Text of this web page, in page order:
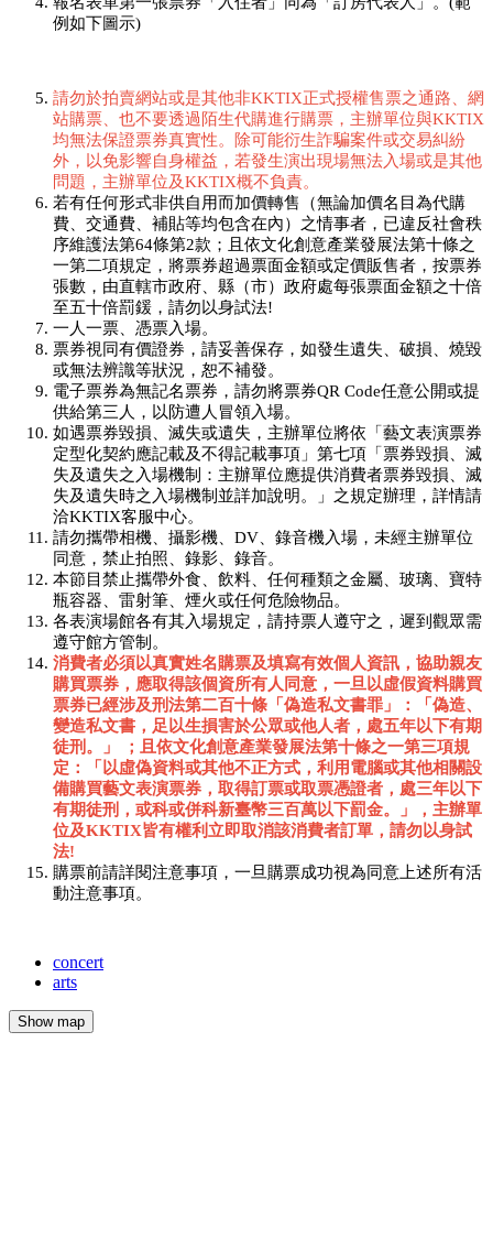
例如下圖示)
請勿於拍賣網站或是其他非KKTIX正式授權售票之通路、網
站購票、也不要透過陌生代購進行購票，主辦單位與KKTIX
均無法保證票券真實性。除可能衍生詐騙案件或交易糾紛
外，以免影響自身權益，若發生演出現場無法入場或是其他
問題，主辦單位及KKTIX概不負責。
若有任何形式非供自用而加價轉售（無論加價名目為代購
費、交通費、補貼等均包含在內）之情事者，已違反社會秩
序維護法第64條第2款；且依文化創意產業發展法第十條之
一第二項規定，將票券超過票面金額或定價販售者，按票券
張數，由直轄市政府、縣（市）政府處每張票面金額之十倍
至五十倍罰鍰，請勿以身試法!
一人一票、憑票入場。
票券視同有價證券，請妥善保存，如發生遺失、破損、燒毀
或無法辨識等狀況，恕不補發。
電子票券為無記名票券，請勿將票券QR Code任意公開或提
供給第三人，以防遭人冒領入場。
如遇票券毀損、滅失或遺失，主辦單位將依「藝文表演票券
定型化契約應記載及不得記載事項」第七項「票券毀損、滅
失及遺失之入場機制：主辦單位應提供消費者票券毀損、滅
失及遺失時之入場機制並詳加說明。」之規定辦理，詳情請
洽KKTIX客服中心。
請勿攜帶相機、攝影機、DV、錄音機入場，未經主辦單位
同意，禁止拍照、錄影、錄音。
本節目禁止攜帶外食、飲料、任何種類之金屬、玻璃、寶特
瓶容器、雷射筆、煙火或任何危險物品。
各表演場館各有其入場規定，請持票人遵守之，遲到觀眾需
遵守館方管制。
消費者必須以真實姓名購票及填寫有效個人資訊，協助親友
購買票券，應取得該個資所有人同意，一旦以虛假資料購買
票券已經涉及刑法第二百十條「偽造私文書罪」：「偽造、
變造私文書，足以生損害於公眾或他人者，處五年以下有期
徒刑。」
；且依文化創意產業發展法第十條之一第三項規
定：「以虛偽資料或其他不正方式，利用電腦或其他相關設
備購買藝文表演票券，取得訂票或取票憑證者，處三年以下
有期徒刑，或科或併科新臺幣三百萬以下罰金。」，主辦單
位及KKTIX皆有權利立即取消該消費者訂單，請勿以身試
法!
購票前請詳閱注意事項，一旦購票成功視為同意上述所有活
動注意事項。
concert
arts
Show map